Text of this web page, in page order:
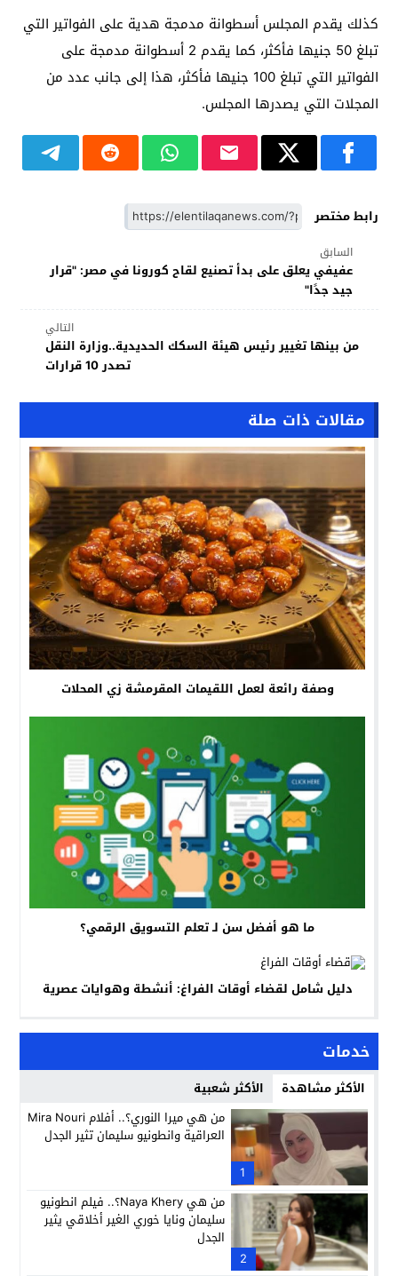
كذلك يقدم المجلس أسطوانة مدمجة هدية على الفواتير التي
تبلغ 50 جنيها فأكثر، كما يقدم 2 أسطوانة مدمجة على
الفواتير التي تبلغ 100 جنيها فأكثر، هذا إلى جانب عدد من
المجلات التي يصدرها المجلس.
رابط مختصر
السابق
عفيفي يعلق على بدأ تصنيع لقاح كورونا في مصر: "قرار
جيد جدًا"
التالي
من بينها تغيير رئيس هيئة السكك الحديدية..وزارة النقل
تصدر 10 قرارات
مقالات ذات صلة
وصفة رائعة لعمل اللقيمات المقرمشة زي المحلات
ما هو أفضل سن لـ تعلم التسويق الرقمي؟
دليل شامل لقضاء أوقات الفراغ: أنشطة وهوايات عصرية
خدمات
الأكثر مشاهدة الأكثر شعبية
1
من هي ميرا النوري؟.. أفلام Mira Nouri
العراقية وانطونيو سليمان تثير الجدل
2
من هي Naya Khery؟.. فيلم انطونيو
سليمان ونايا خوري الغير أخلاقي يثير
الجدل